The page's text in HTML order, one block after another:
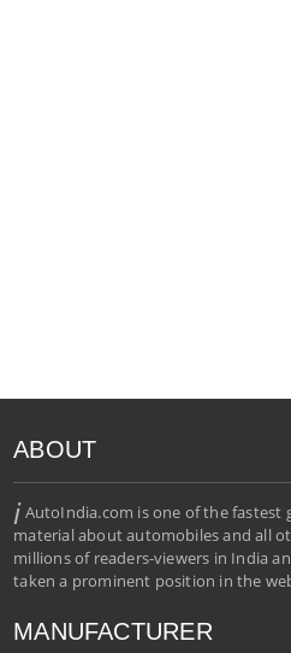
ABOUT
iAutoIndia.com is one of the fastest
material about automobiles and all
millions of readers-viewers in India
taken a prominent position in the
MANUFACTURER